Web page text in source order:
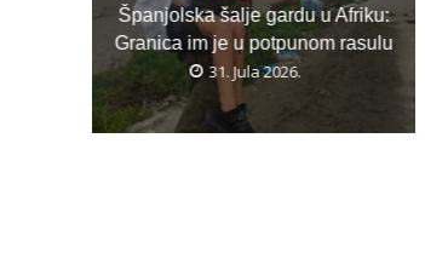
Španjolska šalje gardu u Afriku:
Granica im je u potpunom rasulu
31. Jula 2026.